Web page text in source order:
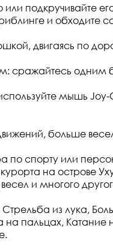
или подкручивайте
и обходите
двигаясь по
сражайтесь одним
мышь Joy-
больше
по спорту или
на острове
весел и многого
из лука,
на пальцах,